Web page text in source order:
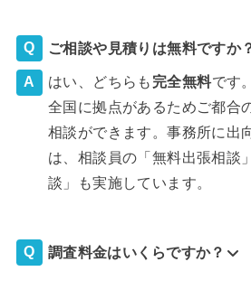
ご相談や見積りは無料ですか
はい、どちらも 完全無料です
全国に拠点があるためご都合
相談ができます。事務所に出
は、相談員の「無料出張相談
談」も実施しています。
調査料金はいくらですか？